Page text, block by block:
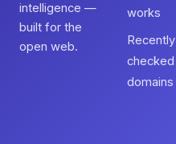
intelligence —
built for the
open web.
works
Recently
checked
domains